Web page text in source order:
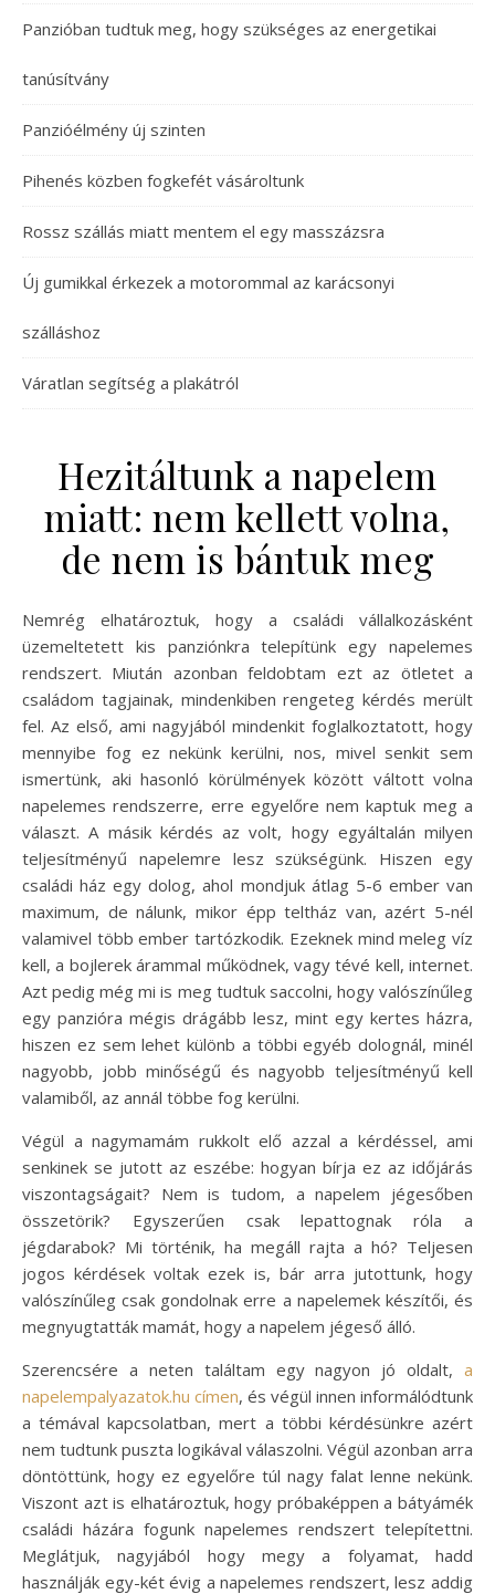
Panzióban tudtuk meg, hogy szükséges az energetikai
tanúsítvány
Panzióélmény új szinten
Pihenés közben fogkefét vásároltunk
Rossz szállás miatt mentem el egy masszázsra
Új gumikkal érkezek a motorommal az karácsonyi
szálláshoz
Váratlan segítség a plakátról
Hezitáltunk a napelem
miatt: nem kellett volna,
de nem is bántuk meg
Nemrég elhatároztuk, hogy a családi vállalkozásként
üzemeltetett kis panziónkra telepítünk egy napelemes
rendszert. Miután azonban feldobtam ezt az ötletet a
családom tagjainak, mindenkiben rengeteg kérdés merült
fel. Az első, ami nagyjából mindenkit foglalkoztatott, hogy
mennyibe fog ez nekünk kerülni, nos, mivel senkit sem
ismertünk, aki hasonló körülmények között váltott volna
napelemes rendszerre, erre egyelőre nem kaptuk meg a
választ. A másik kérdés az volt, hogy egyáltalán milyen
teljesítményű napelemre lesz szükségünk. Hiszen egy
családi ház egy dolog, ahol mondjuk átlag 5-6 ember van
maximum, de nálunk, mikor épp teltház van, azért 5-nél
valamivel több ember tartózkodik. Ezeknek mind meleg víz
kell, a bojlerek árammal működnek, vagy tévé kell, internet.
Azt pedig még mi is meg tudtuk saccolni, hogy valószínűleg
egy panzióra mégis drágább lesz, mint egy kertes házra,
hiszen ez sem lehet különb a többi egyéb dolognál, minél
nagyobb, jobb minőségű és nagyobb teljesítményű kell
valamiből, az annál többe fog kerülni.
Végül a nagymamám rukkolt elő azzal a kérdéssel, ami
senkinek se jutott az eszébe: hogyan bírja ez az időjárás
viszontagságait? Nem is tudom, a napelem jégesőben
összetörik? Egyszerűen csak lepattognak róla a
jégdarabok? Mi történik, ha megáll rajta a hó? Teljesen
jogos kérdések voltak ezek is, bár arra jutottunk, hogy
valószínűleg csak gondolnak erre a napelemek készítői, és
megnyugtatták mamát, hogy a napelem jégeső álló.
Szerencsére a neten találtam egy nagyon jó oldalt, a
napelempalyazatok.hu címen, és végül innen informálódtunk
a témával kapcsolatban, mert a többi kérdésünkre azért
nem tudtunk puszta logikával válaszolni. Végül azonban arra
döntöttünk, hogy ez egyelőre túl nagy falat lenne nekünk.
Viszont azt is elhatároztuk, hogy próbaképpen a bátyámék
családi házára fogunk napelemes rendszert telepítettni.
Meglátjuk, nagyjából hogy megy a folyamat, hadd
használják egy-két évig a napelemes rendszert, lesz addig